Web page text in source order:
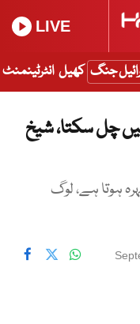
LIVE
جنگ کھیل انٹرٹینمنٹ
چل سکتا، شیخ
ہوتا ہے، لوگ